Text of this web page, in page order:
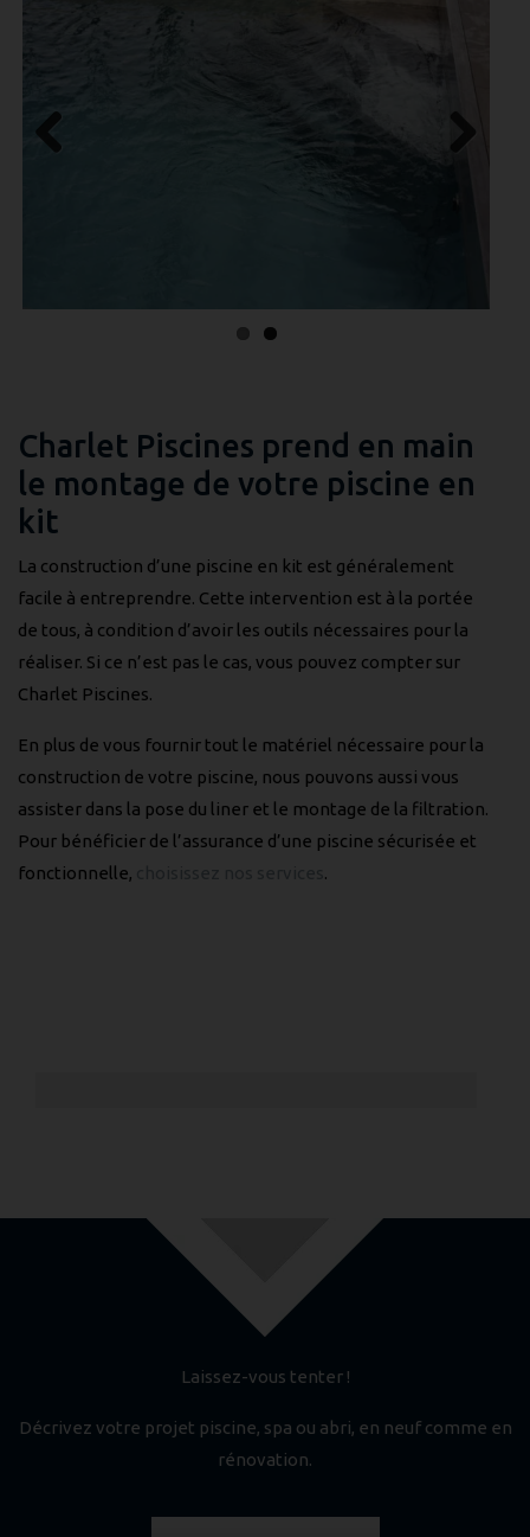
Charlet Piscines prend en main
le montage de votre piscine en
kit
La construction d’une piscine en kit est généralement
facile à entreprendre. Cette intervention est à la portée
de tous, à condition d’avoir les outils nécessaires pour la
réaliser. Si ce n’est pas le cas, vous pouvez compter sur
Charlet Piscines.
En plus de vous fournir tout le matériel nécessaire pour la
construction de votre piscine, nous pouvons aussi vous
assister dans la pose du liner et le montage de la filtration.
Pour bénéficier de l’assurance d’une piscine sécurisée et
fonctionnelle,
.
Laissez-vous tenter !
Décrivez votre projet piscine, spa ou abri, en neuf comme en
rénovation.